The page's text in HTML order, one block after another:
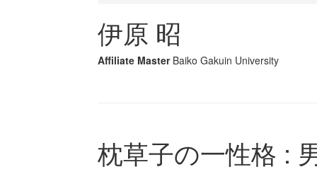
伊原 昭
Affiliate Master Baiko Gakuin University
枕草子の一性格 :